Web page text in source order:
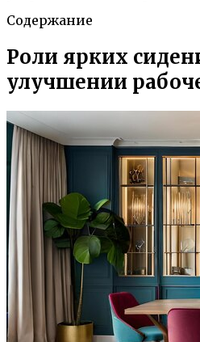
Содержание
Роли ярких
улучшении